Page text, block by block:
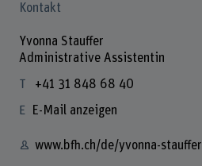
Kontakt
Yvonna Stauffer
Administrative Assistentin
+41 31 848 68 40
E-Mail anzeigen
www.bfh.ch/de/yvonna-stauffer